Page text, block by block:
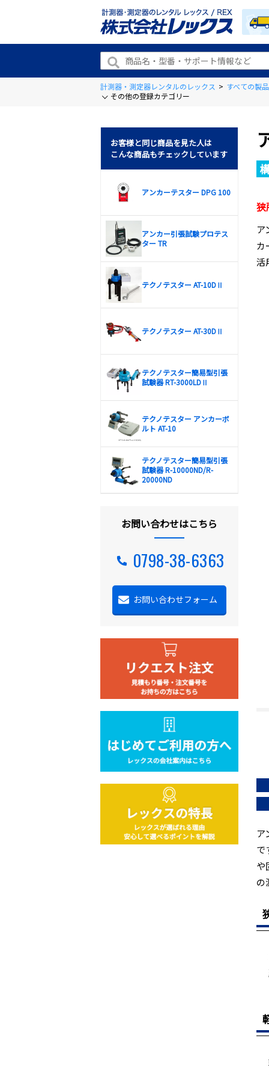
計測器・測定器レンタルのレックス > すべての製品
その他の登録カテゴリー
狭
ア
カ
活
ア
で
や
の
お客様と同じ商品を見た人は
こんな商品もチェックしています
アンカーテスター DPG 100
アンカー引張試験プロテス
ター TR
テクノテスター AT-10DⅡ
テクノテスター AT-30DⅡ
テクノテスター簡易型引張
試験器 RT-3000LDⅡ
テクノテスター アンカーボ
ルト AT-10
テクノテスター簡易型引張
試験器 R-10000ND/R-
20000ND
お問い合わせはこちら
0798-38-6363
お問い合わせフォーム